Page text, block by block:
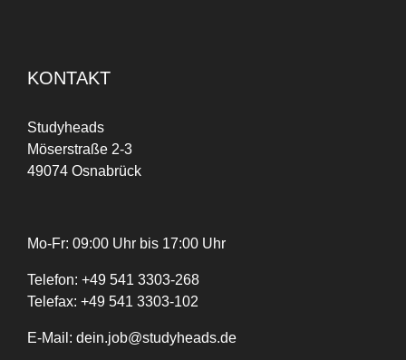
KONTAKT
Studyheads
Möserstraße 2-3
49074 Osnabrück
Mo-Fr: 09:00 Uhr bis 17:00 Uhr
Telefon: +49 541 3303-268
Telefax: +49 541 3303-102
E-Mail: dein.job@studyheads.de